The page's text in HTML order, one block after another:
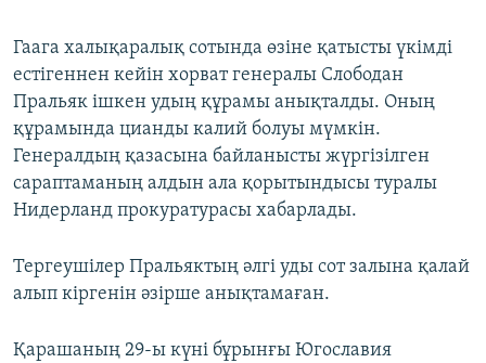
Гаага халықаралық сотында өзіне қатысты үкімді
естігеннен кейін хорват генералы Слободан
Пральяк ішкен удың құрамы анықталды. Оның
құрамында цианды калий болуы мүмкін.
Генералдың қазасына байланысты жүргізілген
сараптаманың алдын ала қорытындысы туралы
Нидерланд прокуратурасы хабарлады.
Тергеушілер Пральяктың әлгі уды сот залына қалай
алып кіргенін әзірше анықтамаған.
Қарашаның 29-ы күні бұрынғы Югославия